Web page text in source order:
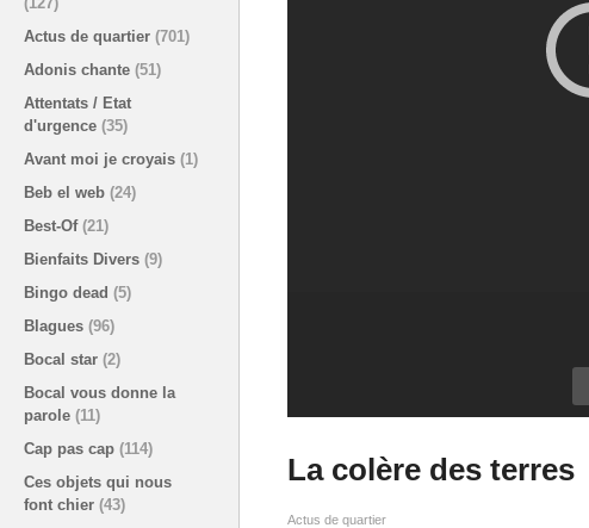
Actus de quartier (701)
Adonis chante (51)
Attentats / Etat
d'urgence (35)
Avant moi je croyais (1)
Beb el web (24)
Best-Of (21)
Bienfaits Divers (9)
Bingo dead (5)
Blagues (96)
Bocal star (2)
Bocal vous donne la
parole (11)
Cap pas cap (114)
Ces objets qui nous
font chier (43)
La colère des terres
Actus de quartier